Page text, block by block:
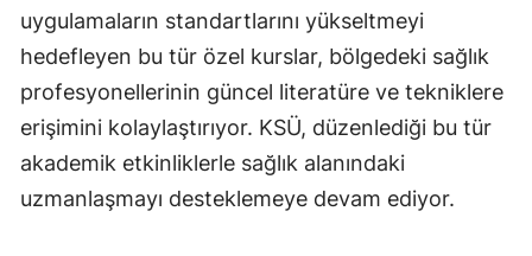
uygulamaların standartlarını yükseltmeyi
hedefleyen bu tür özel kurslar, bölgedeki sağlık
profesyonellerinin güncel literatüre ve tekniklere
erişimini kolaylaştırıyor. KSÜ, düzenlediği bu tür
akademik etkinliklerle sağlık alanındaki
uzmanlaşmayı desteklemeye devam ediyor.